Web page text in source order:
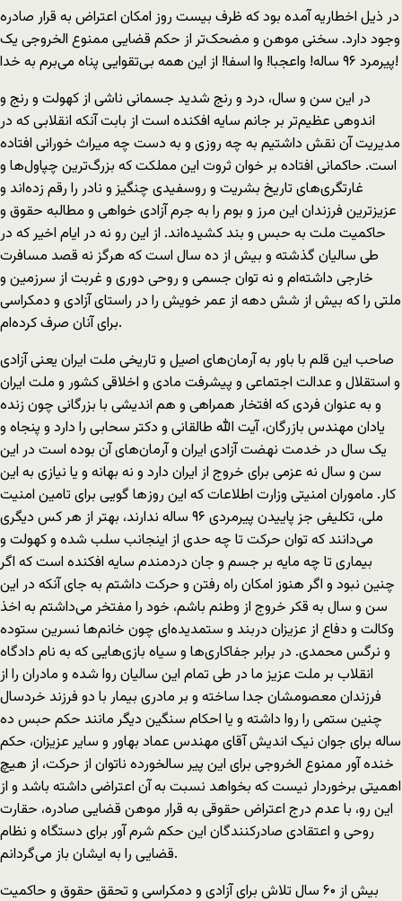
در ذیل اخطاریه آمده بود که ظرف بیست روز امکان اعتراض به قرار صادره
وجود دارد. سخنی موهن و مضحک‌تر از حکم قضایی ممنوع الخروجی یک
پیرمرد ۹۶ ساله! واعجبا! وا اسفا! از این همه بی‌تقوایی پناه می‌برم به خدا!
در این سن و سال، درد و رنج شدید جسمانی ناشی از کهولت و رنج و
اندوهی عظیم‌تر بر جانم سایه افکنده است از بابت آنکه انقلابی که در
مدیریت آن نقش داشتیم به چه روزی و به دست چه میراث خورانی افتاده
است. حاکمانی افتاده بر خوان ثروت این مملکت که بزرگ‌ترین چپاول‌ها و
غارتگری‌های تاریخ بشریت و روسفیدی چنگیز و نادر را رقم زده‌اند و
عزیز‌ترین فرزندان این مرز و بوم را به جرم آزادی خواهی و مطالبه حقوق و
حاکمیت ملت به حبس و بند کشیده‌اند. از این رو نه در ایام اخیر که در
طی سالیان گذشته و بیش از ده سال است که هرگز نه قصد مسافرت
خارجی داشته‌ام و نه توان جسمی و روحی دوری و غربت از سرزمین و
ملتی را که بیش از شش دهه از عمر خویش را در راستای آزادی و دمکراسی
برای آنان صرف کرده‌ام.
صاحب این قلم با باور به آرمان‌های اصیل و تاریخی ملت ایران یعنی آزادی
و استقلال و عدالت اجتماعی و پیشرفت مادی و اخلاقی کشور و ملت ایران
و به عنوان فردی که افتخار همراهی و هم اندیشی با بزرگانی چون زنده
یادان مهندس بازرگان، آیت الله طالقانی و دکتر سحابی را دارد و پنجاه و
یک سال در خدمت نهضت آزادی ایران و آرمان‌های آن بوده است در این
سن و سال نه عزمی برای خروج از ایران دارد و نه بهانه و یا نیازی به این
کار. ماموران امنیتی وزارت اطلاعات که این روز‌ها گویی برای تامین امنیت
ملی، تکلیفی جز پاییدن پیرمردی ۹۶ ساله ندارند، بهتر از هر کس دیگری
می‌دانند که توان حرکت تا چه حدی از اینجانب سلب شده و کهولت و
بیماری تا چه مایه بر جسم و جان دردمندم سایه افکنده است که اگر
چنین نبود و اگر هنوز امکان راه رفتن و حرکت داشتم به جای آنکه در این
سن و سال به قکر خروج از وطنم باشم، خود را مفتخر می‌داشتم به اخذ
وکالت و دفاع از عزیزان دربند و ستمدیده‌ای چون خانم‌ها نسرین ستوده
و نرگس محمدی. در برابر جفاکاری‌ها و سیاه بازی‌هایی که به نام دادگاه
انقلاب بر ملت عزیز ما در طی تمام این سالیان روا شده و مادران را از
فرزندان معصومشان جدا ساخته و بر مادری بیمار با دو فرزند خردسال
چنین ستمی را روا داشته و یا احکام سنگین دیگر مانند حکم حبس ده
ساله برای جوان نیک اندیش آقای مهندس عماد بهاور و سایر عزیزان، حکم
خنده آور ممنوع الخروجی برای این پیر سالخورده ناتوان از حرکت، از هیچ
اهمیتی برخوردار نیست که بخواهد نسبت به آن اعتراضی داشته باشد و از
این رو، با عدم درج اعتراض حقوقی به قرار موهن قضایی صادره، حقارت
روحی و اعتقادی صادرکنندگان این حکم شرم آور برای دستگاه و نظام
قضایی را به ایشان باز می‌گردانم.
بیش از ۶۰ سال تلاش برای آزادی و دمکراسی و تحقق حقوق و حاکمیت